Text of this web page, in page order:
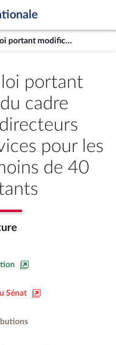
Proposition de loi portant modification du cadre d'emplois des directeurs généraux des services pour les communes de moins de 40 000 habitants
portant
cadre
pour les
de 40
Sénat